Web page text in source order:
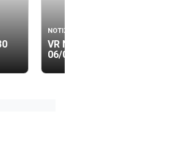
NOTIZIE
VR News Edizione 19.40
06/08/2026